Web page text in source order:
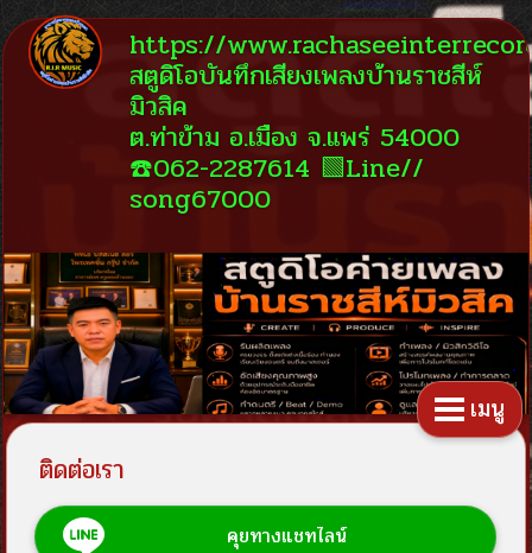
https://
สตูดิโอบันทึกเสียงเพลงบ้านราชสีห์
มิวสิค
ต.ท่าข้าม อ.เมือง จ.แพร่ 54000
☎️062-2287614 🟩Line//
song67000
เมนู
ติดต่อเรา
คุยทางแชทไลน์